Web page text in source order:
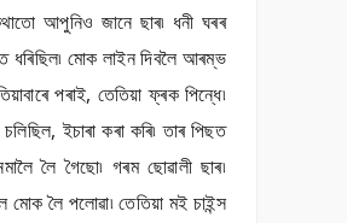
আপুনিও জানে ছাৰ৷ ধনী ঘৰৰ
ধৰিছিল৷ মোক লাইন দিবলৈ আৰম্ভ
পৰাই, তেতিয়া ফ্ৰক পিন্ধে৷
চলিছিল, ইচাৰা কৰা কৰি৷ তাৰ পিছত
লৈ গৈছো৷ গৰম ছোৱালী ছাৰ৷
মোক লৈ পলোৱা৷ তেতিয়া মই চাইন্স